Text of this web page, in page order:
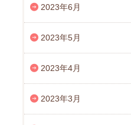
2023年6月
2023年5月
2023年4月
2023年3月